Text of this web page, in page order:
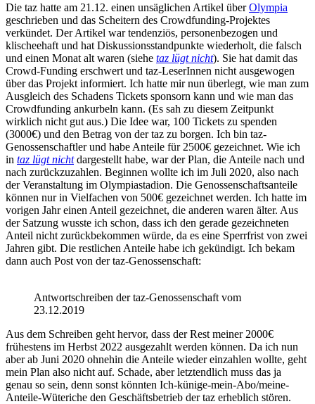
Die taz hatte am 21.12. einen unsäglichen Artikel überOlympia
geschrieben und das Scheitern des Crowdfunding-Projektes
verkündet. Der Artikel war tendenziös, personenbezogen und
klischeehaft und hat Diskussionsstandpunkte wiederholt, die falsch
und einen Monat alt waren (siehe taz lügt nicht). Sie hat damit das
Crowd-Funding erschwert und taz-LeserInnen nicht ausgewogen
über das Projekt informiert. Ich hatte mir nun überlegt, wie man zum
Ausgleich des Schadens Tickets sponsorn kann und wie man das
Crowdfunding ankurbeln kann. (Es sah zu diesem Zeitpunkt
wirklich nicht gut aus.) Die Idee war, 100 Tickets zu spenden
(3000€) und den Betrag von der taz zu borgen. Ich bin taz-
Genossenschaftler und habe Anteile für 2500€ gezeichnet. Wie ich
in taz lügt nichtdargestellt habe, war der Plan, die Anteile nach und
nach zurückzuzahlen. Beginnen wollte ich im Juli 2020, also nach
der Veranstaltung im Olympiastadion. Die Genossenschaftsanteile
können nur in Vielfachen von 500€ gezeichnet werden. Ich hatte im
vorigen Jahr einen Anteil gezeichnet, die anderen waren älter. Aus
der Satzung wusste ich schon, dass ich den gerade gezeichneten
Anteil nicht zurückbekommen würde, da es eine Sperrfrist von zwei
Jahren gibt. Die restlichen Anteile habe ich gekündigt. Ich bekam
dann auch Post von der taz-Genossenschaft:
Antwortschreiben der taz-Genossenschaft vom
23.12.2019
Aus dem Schreiben geht hervor, dass der Rest meiner 2000€
frühestens im Herbst 2022 ausgezahlt werden können. Da ich nun
aber ab Juni 2020 ohnehin die Anteile wieder einzahlen wollte, geht
mein Plan also nicht auf. Schade, aber letztendlich muss das ja
genau so sein, denn sonst könnten Ich-künige-mein-Abo/meine-
Anteile-Wüteriche den Geschäftsbetrieb der taz erheblich stören.